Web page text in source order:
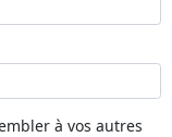
à vos autres